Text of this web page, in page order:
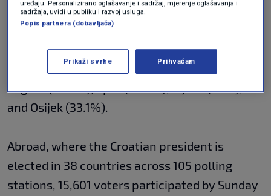
(30.41%), and Dubrovnik (30.86%).
In the four largest cities, approximately one-
third of voters cast their ballots by 4:30 PM:
Zagreb (36.4%), Split (32.5%), Rijeka (35%),
and Osijek (33.1%).
Abroad, where the Croatian president is
elected in 38 countries across 105 polling
stations, 15,601 voters participated by Sunday
uređaju. Personalizirano oglašavanje i sadržaj, mjerenje oglašavanja i
sadržaja, uvidi u publiku i razvoj usluga.
Popis partnera (dobavljača)
Prikaži svrhe Prihvaćam